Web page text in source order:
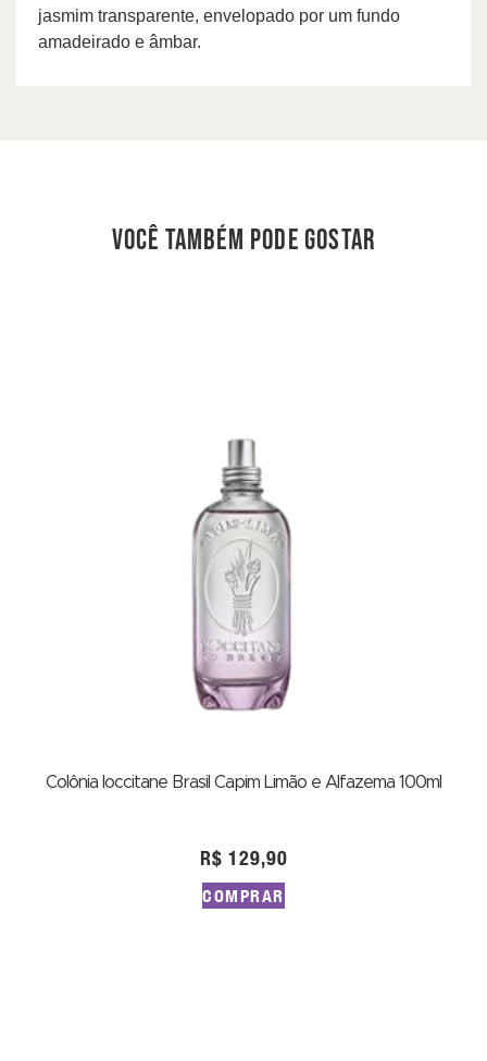
jasmim transparente, envelopado por um fundo
amadeirado e âmbar.
você também pode gostar
Colônia loccitane Brasil Capim Limão e Alfazema 100ml
R$ 129,90
COMPRAR